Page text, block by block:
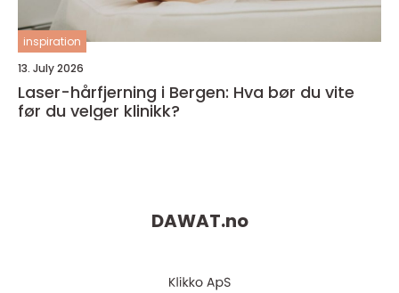
inspiration
13. July 2026
Laser-hårfjerning i Bergen: Hva bør du vite
før du velger klinikk?
DAWAT.no